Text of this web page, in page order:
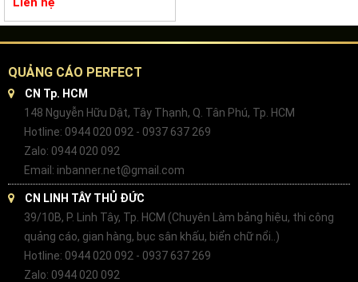
QUẢNG CÁO PERFECT
CN Tp. HCM
148 Nguyễn Hữu Dật, Tây Thạnh, Q. Tân Phú, Tp. HCM
Hotline: 0944 020 092 - 0937 637 269
Zalo: 0944 020 092
Email: inbanner.net@gmail.com
CN LINH TÂY THỦ ĐỨC
39/10B, P. Linh Tây, Tp. HCM (Chuyên Làm bảng hiệu, thi công
quảng cáo, gian hàng, bục sân khấu, biển chữ nổi..)
Hotline: 0944 020 092 - 0937 637 269
Zalo: 0944 020 092